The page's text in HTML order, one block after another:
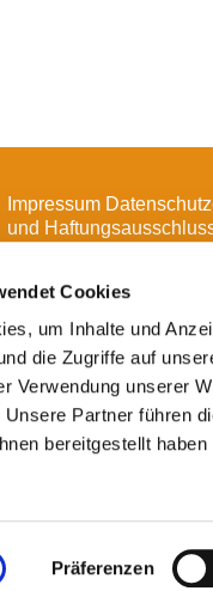
Cookies
um Inhalte und
die Zugriffe auf
Verwendung unserer
Unsere Partner führen
bereitgestellt
Präferenzen
Impressum
und
